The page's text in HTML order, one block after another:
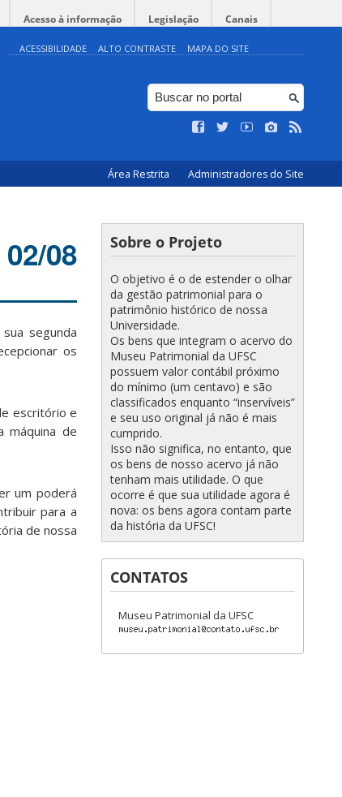
Acesso à informação Legislação Canais
ACESSIBILIDADE ALTO CONTRASTE MAPA DO SITE
Área Restrita Administradores do Site
08
segunda
os
escritório e
máquina de
um poderá
para a
de nossa
Sobre o Projeto
O objetivo é o de estender o olhar
da gestão patrimonial para o
patrimônio histórico de nossa
Universidade.
Os bens que integram o acervo do
Museu Patrimonial da UFSC
possuem valor contábil próximo
do mínimo (um centavo) e são
classificados enquanto “inservíveis”
e seu uso original já não é mais
cumprido.
Isso não significa, no entanto, que
os bens de nosso acervo já não
tenham mais utilidade. O que
ocorre é que sua utilidade agora é
nova: os bens agora contam parte
da história da UFSC!
CONTATOS
Museu Patrimonial da UFSC